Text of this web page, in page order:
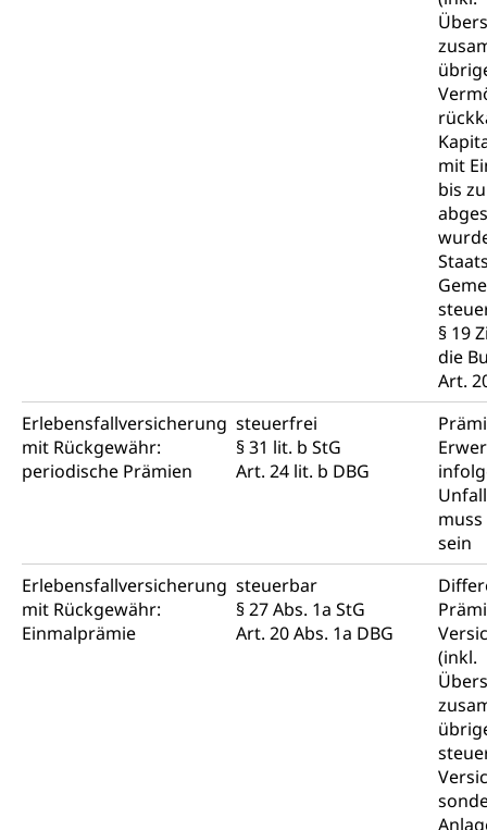
mit
bis
§ 19
die
Art.
Erlebensfallversicherung
mit Rückgewähr:
periodische Prämien
steuerfrei
§ 31 lit. b StG
Art. 24 lit. b DBG
Unfall
sein
Erlebensfallversicherung
mit Rückgewähr:
Einmalprämie
steuerbar
§ 27 Abs. 1a StG
Art. 20 Abs. 1a DBG
(inkl.